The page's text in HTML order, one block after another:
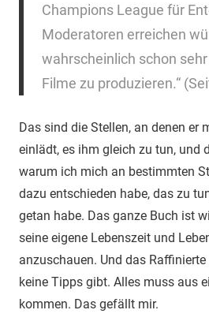
Champions League für
Moderatoren erreichen
wahrscheinlich schon
Filme zu produzieren.“
Das sind die Stellen, an denen er
einlädt, es ihm gleich zu tun, und
warum ich mich an bestimmten
dazu entschieden habe, das zu
getan habe. Das ganze Buch ist
seine eigene Lebenszeit und
anzuschauen. Und das
keine Tipps gibt. Alles muss aus
kommen. Das gefällt mir.